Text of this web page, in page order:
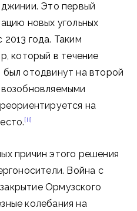
Это первый
новых угольных
года. Таким
который в течение
был отодвинут на второй
на
[ii]
причин этого решения
Война с
Ормузского
колебания на